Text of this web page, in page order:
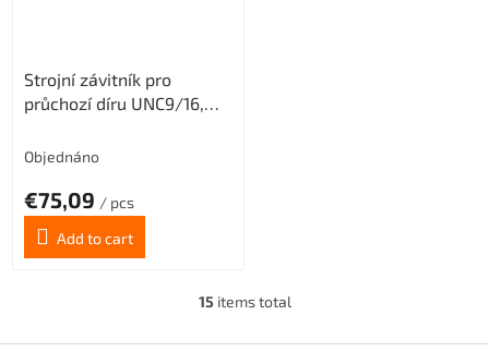
Strojní závitník pro
průchozí díru UNC9/16,
Objednáno
€75,09 / pcs
Add to cart
L
s
15 items total